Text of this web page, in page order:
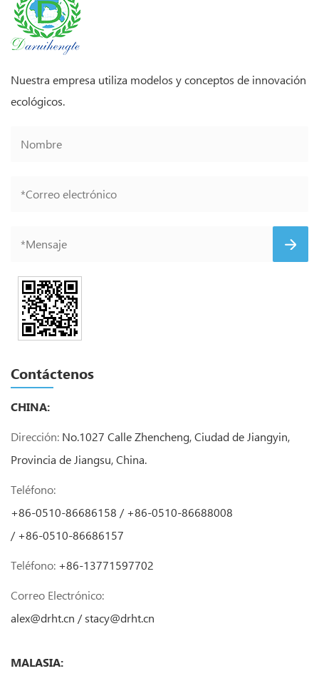
Nuestra empresa utiliza modelos y conceptos de innovación
ecológicos.
Contáctenos
CHINA:
Dirección: No.1027 Calle Zhencheng, Ciudad de Jiangyin,
Provincia de Jiangsu, China.
Teléfono:
+86-0510-86686158 / +86-0510-86688008
/ +86-0510-86686157
Teléfono: +86-13771597702
Correo Electrónico:
alex@drht.cn /stacy@drht.cn
MALASIA: